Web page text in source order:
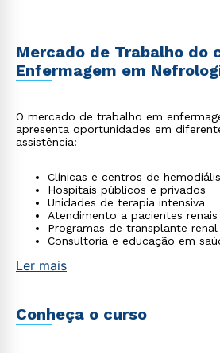
Mercado de Trabalho do
Enfermagem em
O mercado de trabalho em
apresenta oportunidades em
assistência:
Clínicas e centros de
Hospitais públicos e privados
Unidades de terapia intensiva
Atendimento a pacientes
Programas de transplante renal
Consultoria e educação em
Ler mais
Conheça o curso